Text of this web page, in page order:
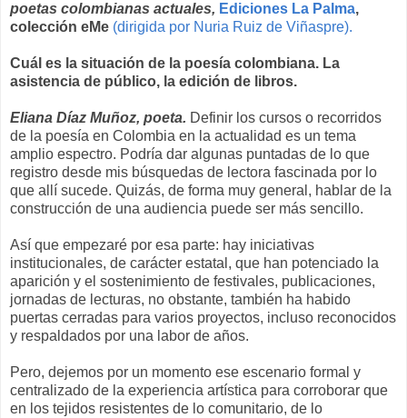
poetas colombianas actuales, Ediciones La Palma,
colección eMe (dirigida por Nuria Ruiz de Viñaspre).
Cuál es la situación de la poesía colombiana. La
asistencia de público, la edición de libros.
Eliana Díaz Muñoz, poeta. Definir los cursos o recorridos
de la poesía en Colombia en la actualidad es un tema
amplio espectro. Podría dar algunas puntadas de lo que
registro desde mis búsquedas de lectora fascinada por lo
que allí sucede. Quizás, de forma muy general, hablar de la
construcción de una audiencia puede ser más sencillo.
Así que empezaré por esa parte: hay iniciativas
institucionales, de carácter estatal, que han potenciado la
aparición y el sostenimiento de festivales, publicaciones,
jornadas de lecturas, no obstante, también ha habido
puertas cerradas para varios proyectos, incluso reconocidos
y respaldados por una labor de años.
Pero, dejemos por un momento ese escenario formal y
centralizado de la experiencia artística para corroborar que
en los tejidos resistentes de lo comunitario, de lo